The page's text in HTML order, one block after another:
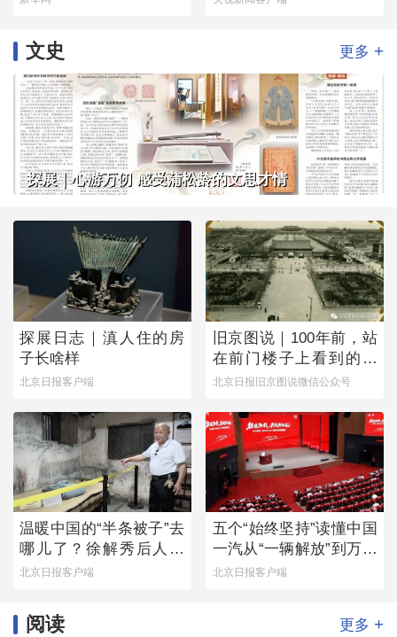
文史 更多 +
探展｜心游万仞 感受蒲松龄的文思才情
探展日志｜滇人住的房
子长啥样
北京日报客户端
旧京图说｜100年前，站
在前门楼子上看到的是
这番景象
北京日报旧京图说微信公众号
温暖中国的“半条被子”去
哪儿了？徐解秀后人道
出令人落泪的真相
北京日报客户端
五个“始终坚持”读懂中国
一汽从“一辆解放”到万千
信赖
北京日报客户端
阅读 更多 +